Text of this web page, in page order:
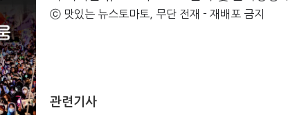
ⓒ 맛있는 뉴스토마토, 무단 전재 - 재배포 금지
관련기사